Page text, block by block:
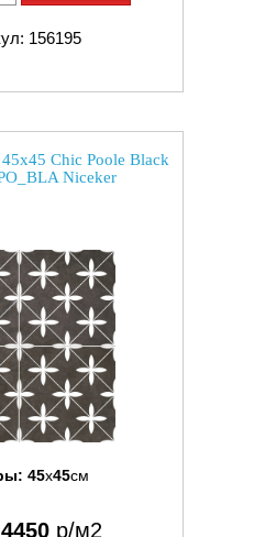
156195
Chic Poole Black
Niceker
45x45см
4450 р/м2